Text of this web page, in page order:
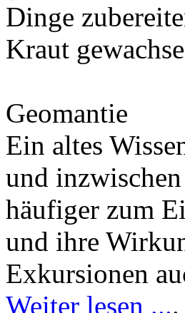
Dinge
Kraut
Geomantie
Ein altes
und
häufiger zum
und ihre
Exkursionen
Weiter lesen ....